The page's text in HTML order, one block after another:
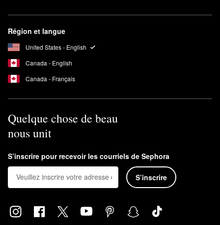
Région et langue
United States - English
Canada - English
Canada - Français
Quelque chose de beau
nous unit
S’inscrire pour recevoir les courriels de Sephora
S’inscrire